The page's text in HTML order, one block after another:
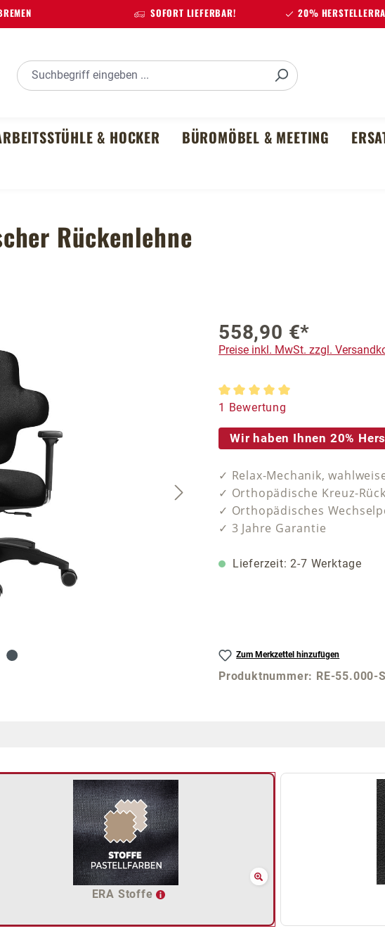
SOFORT LIEFERBAR! 20%
& HOCKER BÜROMÖBEL & MEETING
Rückenlehne
558,90 €*
Preise inkl. MwSt. zzgl.
Durchschnittliche Bewertung
1 Bewertung
Wir haben Ihnen 20%
✓ Relax-Mechanik,
✓ Orthopädische Kreuz-
✓ Orthopädisches
✓ 3 Jahre Garantie
Lieferzeit: 2-7 Werktage
Zum Merkzettel hinzufügen
Produktnummer: RE-55.000-S
ERA Stoffe